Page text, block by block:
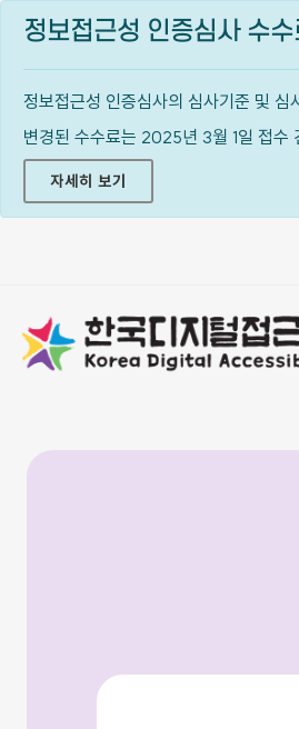
정보접근성 인증심사 수
정보접근성 인증심사의 심사기준 및
변경된 수수료는 2025년 3월 1일 접수
자세히 보기